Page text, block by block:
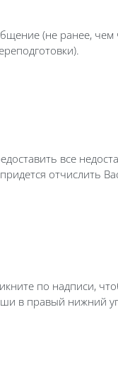
(не ранее,
все
отчислить
по надписи,
в правый нижний